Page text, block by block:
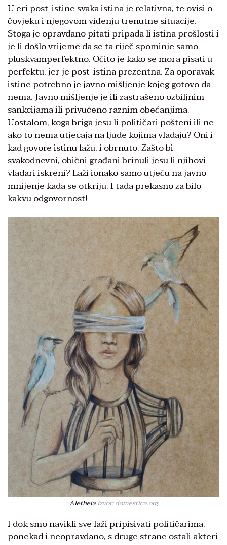
U eri post-istine svaka istina je relativna, te ovisi o
čovjeku i njegovom viđenju trenutne situacije.
Stoga je opravdano pitati pripada li istina prošlosti i
je li došlo vrijeme da se ta riječ spominje samo
pluskvamperfektno. Očito je kako se mora pisati u
perfektu, jer je post-istina prezentna. Za oporavak
istine potrebno je javno mišljenje kojeg gotovo da
nema. Javno mišljenje je ili zastrašeno ozbiljnim
sankcijama ili privučeno raznim obećanjima.
Uostalom, koga briga jesu li političari pošteni ili ne
ako to nema utjecaja na ljude kojima vladaju? Oni i
kad govore istinu lažu, i obrnuto. Zašto bi
svakodnevni, obični građani brinuli jesu li njihovi
vladari iskreni? Laži ionako samo utječu na javno
mnijenje kada se otkriju. I tada prekasno za bilo
kakvu odgovornost!
Aletheia Izvor: domestica.org
I dok smo navikli sve laži pripisivati političarima,
ponekad i neopravdano, s druge strane ostali akteri